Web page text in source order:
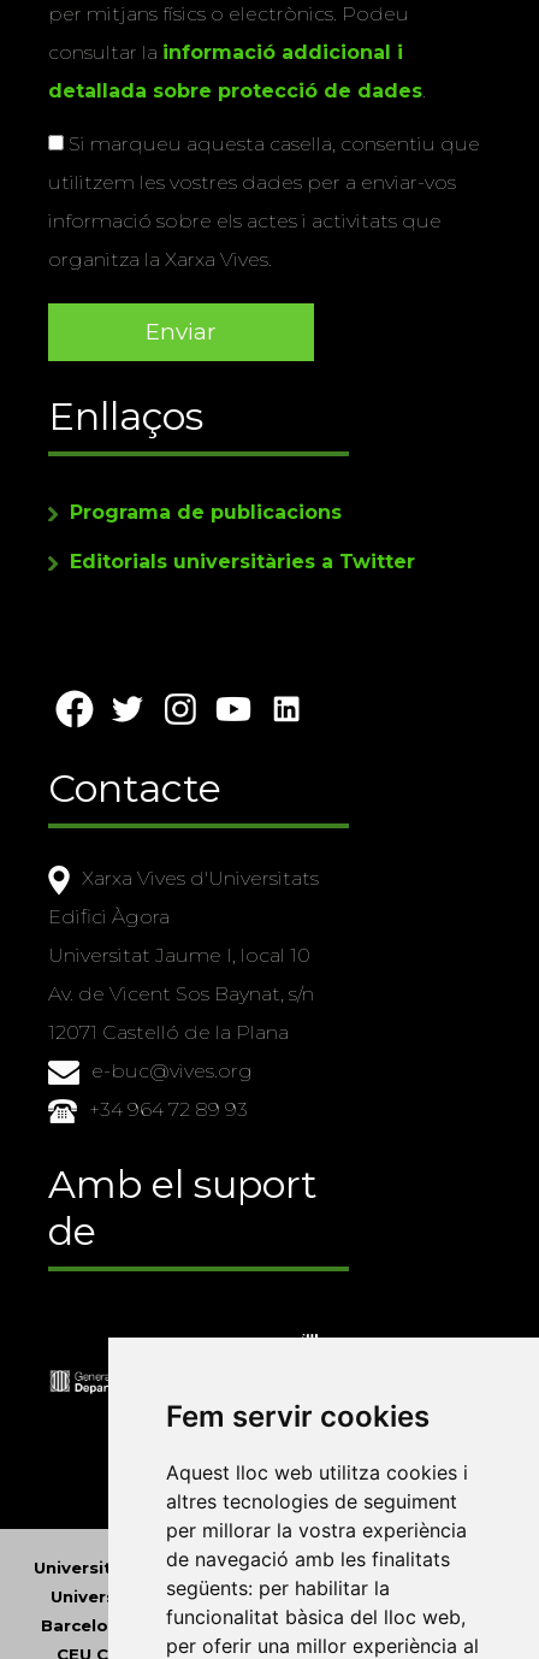
Fem servir cookies
Aquest lloc web utilitza cookies i
altres tecnologies de seguiment
per millorar la vostra experiència
de navegació amb les finalitats
següents: per habilitar la
funcionalitat bàsica del lloc web,
per oferir una millor experiència al
per mitjans físics o electrònics. Podeu
consultar la informació addicional i
detallada sobre protecció de dades
Si marqueu aquesta casella, consentiu que
utilitzem les vostres dades per a enviar-vos
informació sobre els actes i activitats que
organitza la Xarxa Vives.
Enllaços
Programa de publicacions
Editorials universitàries a Twitter
Contacte
Xarxa Vives d'Universitats
Edifici Àgora
Universitat Jaume I, local 10
Av. de Vicent Sos Baynat, s/n
12071 Castelló de la Plana
e-buc@vives.org
+34 964 72 89 93
Amb el suport
de
Universitat Abat Oliba CEU•Universitat d'Alacant
Universitat d'Andorra•Universitat Autònoma de
Barcelona
Universitat de Barcelona•Universitat
CEU Cardenal Herrera•Universitat de Girona •